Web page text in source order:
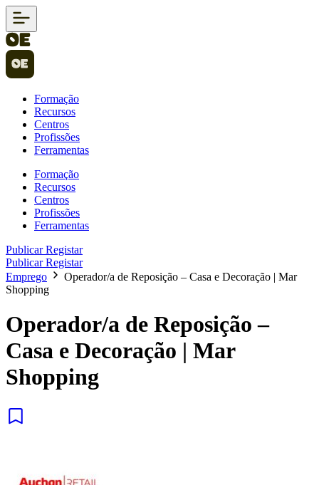
Formação
Recursos
Centros
Profissões
Ferramentas
Formação
Recursos
Centros
Profissões
Ferramentas
PublicarRegistar
PublicarRegistar
Emprego
Operador/a de Reposição – Casa e Decoração | Mar
Shopping
Operador/a de Reposição –
Casa e Decoração | Mar
Shopping